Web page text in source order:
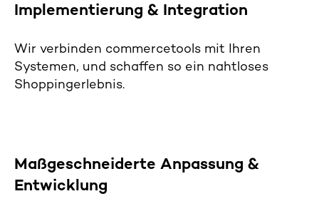
Implementierung & Integration
Wir verbinden commercetools mit Ihren
Systemen, und schaffen so ein nahtloses
Shoppingerlebnis.
Maßgeschneiderte Anpassung &
Entwicklung